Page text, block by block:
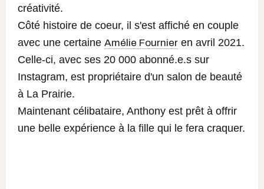
créativité.
Côté histoire de coeur, il s'est affiché en couple
avec une certaine Amélie Fournier en avril 2021.
Celle-ci, avec ses 20 000 abonné.e.s sur
Instagram, est propriétaire d'un salon de beauté
à La Prairie.
Maintenant célibataire, Anthony est prêt à offrir
une belle expérience à la fille qui le fera craquer.